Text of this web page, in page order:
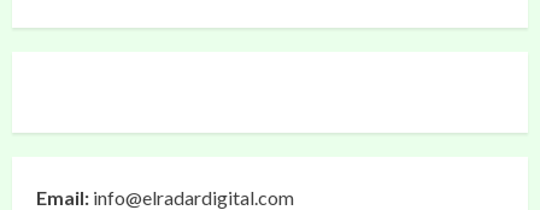
Email: info@elradardigital.com